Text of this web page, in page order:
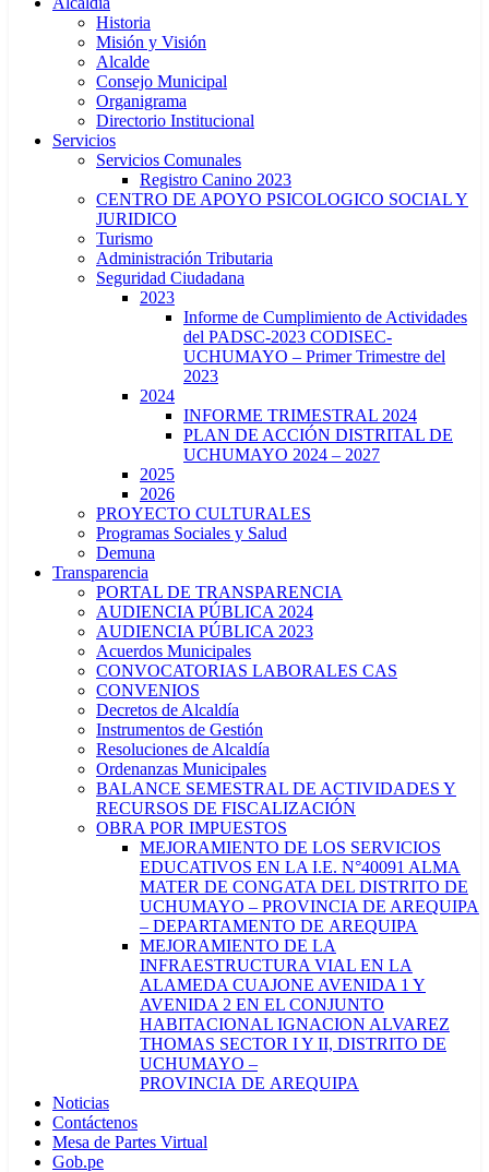
Historia
Misión y Visión
Alcalde
Consejo Municipal
Organigrama
Directorio Institucional
Servicios
Servicios Comunales
Registro Canino 2023
CENTRO DE APOYO PSICOLOGICO SOCIAL Y
JURIDICO
Turismo
Administración Tributaria
Seguridad Ciudadana
2023
Informe de Cumplimiento de Actividades
del PADSC-2023 CODISEC-
UCHUMAYO – Primer Trimestre del
2023
2024
INFORME TRIMESTRAL 2024
PLAN DE ACCIÓN DISTRITAL DE
UCHUMAYO 2024 – 2027
2025
2026
PROYECTO CULTURALES
Programas Sociales y Salud
Demuna
Transparencia
PORTAL DE TRANSPARENCIA
AUDIENCIA PÚBLICA 2024
AUDIENCIA PÚBLICA 2023
Acuerdos Municipales
CONVOCATORIAS LABORALES CAS
CONVENIOS
Decretos de Alcaldía
Instrumentos de Gestión
Resoluciones de Alcaldía
Ordenanzas Municipales
BALANCE SEMESTRAL DE ACTIVIDADES Y
RECURSOS DE FISCALIZACIÓN
OBRA POR IMPUESTOS
MEJORAMIENTO DE LOS SERVICIOS
EDUCATIVOS EN LA I.E. N°40091 ALMA
MATER DE CONGATA DEL DISTRITO DE
UCHUMAYO – PROVINCIA DE AREQUIPA
– DEPARTAMENTO DE AREQUIPA
MEJORAMIENTO DE LA
INFRAESTRUCTURA VIAL EN LA
ALAMEDA CUAJONE AVENIDA 1 Y
AVENIDA 2 EN EL CONJUNTO
HABITACIONAL IGNACION ALVAREZ
THOMAS SECTOR I Y II, DISTRITO DE
UCHUMAYO –
PROVINCIA DE AREQUIPA
Noticias
Contáctenos
Mesa de Partes Virtual
Gob.pe